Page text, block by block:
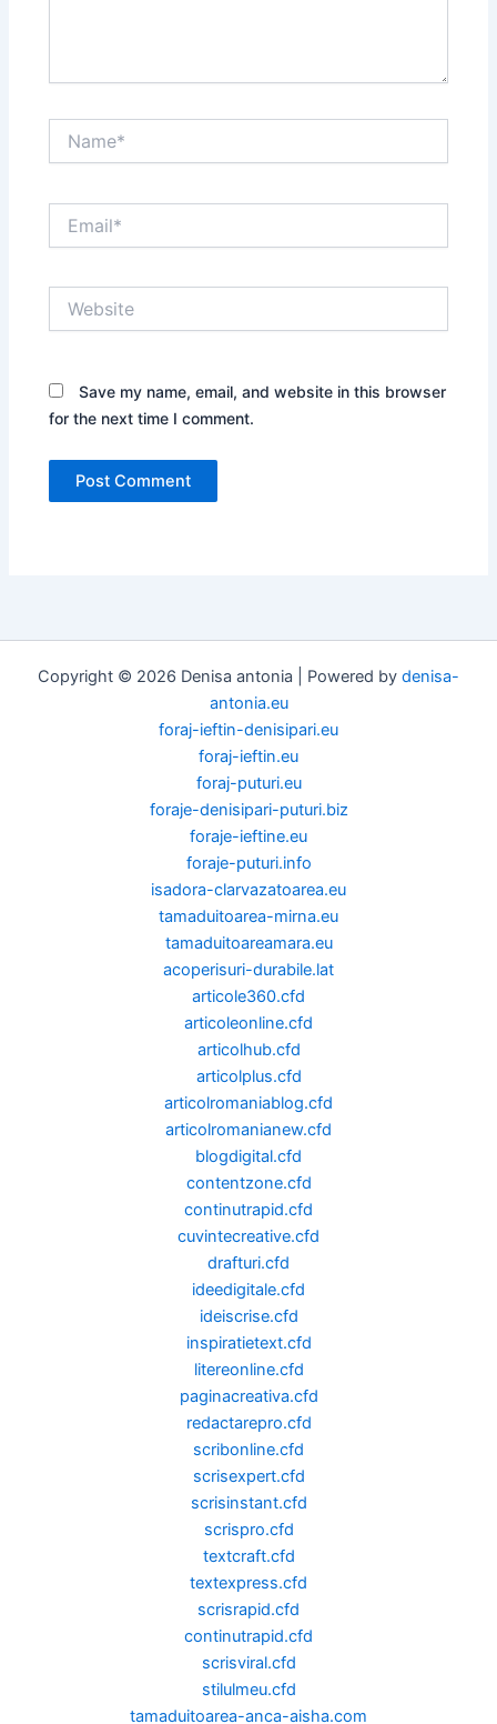
Save my name, email, and website in this browser
for the next time I comment.
Copyright © 2026 Denisa antonia | Powered by denisa-
antonia.eu
foraj-ieftin-denisipari.eu
foraj-ieftin.eu
foraj-puturi.eu
foraje-denisipari-puturi.biz
foraje-ieftine.eu
foraje-puturi.info
isadora-clarvazatoarea.eu
tamaduitoarea-mirna.eu
tamaduitoareamara.eu
acoperisuri-durabile.lat
articole360.cfd
articoleonline.cfd
articolhub.cfd
articolplus.cfd
articolromaniablog.cfd
articolromanianew.cfd
blogdigital.cfd
contentzone.cfd
continutrapid.cfd
cuvintecreative.cfd
drafturi.cfd
ideedigitale.cfd
ideiscrise.cfd
inspiratietext.cfd
litereonline.cfd
paginacreativa.cfd
redactarepro.cfd
scribonline.cfd
scrisexpert.cfd
scrisinstant.cfd
scrispro.cfd
textcraft.cfd
textexpress.cfd
scrisrapid.cfd
continutrapid.cfd
scrisviral.cfd
stilulmeu.cfd
tamaduitoarea-anca-aisha.com